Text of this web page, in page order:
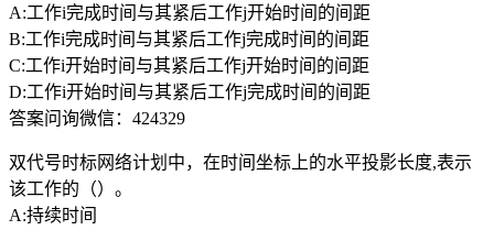
A:工作i完成时间与其紧后工作j开始时间的间距
B:工作i完成时间与其紧后工作j完成时间的间距
C:工作i开始时间与其紧后工作j开始时间的间距
D:工作i开始时间与其紧后工作j完成时间的间距
答案问询微信：424329
双代号时标网络计划中，在时间坐标上的水平投影长度,表示
该工作的（）。
A:持续时间